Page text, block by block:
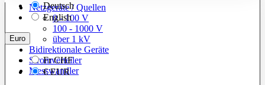
Netzgeräte / Quellen
0 - 100 V
100 - 1000 V
über 1 kV
Bidirektionale Geräte
Stromverteiler
Messwandler
Deutsch
English
Euro
FrCHF
€EUR